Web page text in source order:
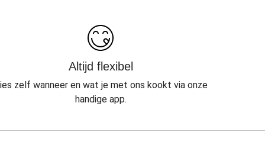
Altijd flexibel
zelf wanneer en wat je met ons kookt via onze
handige app.